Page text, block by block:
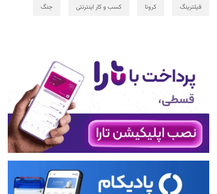
فیلترینگ کرونا کسب و کار اینترنتی جنگ